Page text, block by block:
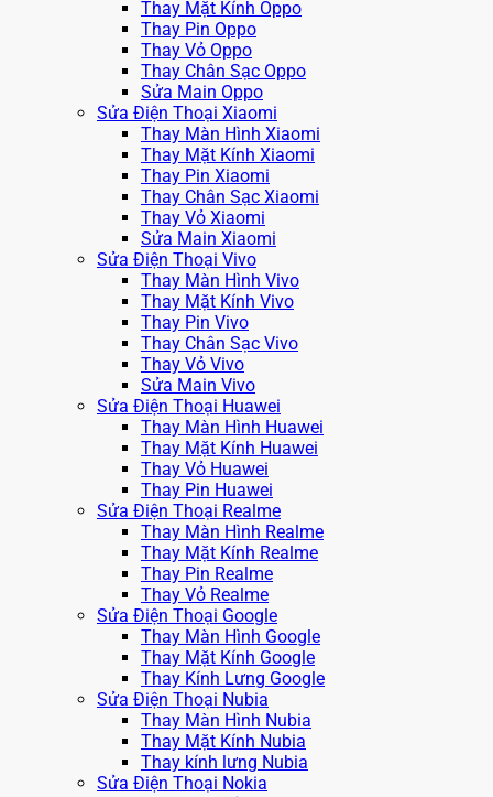
Thay Mặt Kính Oppo
Thay Pin Oppo
Thay Vỏ Oppo
Thay Chân Sạc Oppo
Sửa Main Oppo
Sửa Điện Thoại Xiaomi
Thay Màn Hình Xiaomi
Thay Mặt Kính Xiaomi
Thay Pin Xiaomi
Thay Chân Sạc Xiaomi
Thay Vỏ Xiaomi
Sửa Main Xiaomi
Sửa Điện Thoại Vivo
Thay Màn Hình Vivo
Thay Mặt Kính Vivo
Thay Pin Vivo
Thay Chân Sạc Vivo
Thay Vỏ Vivo
Sửa Main Vivo
Sửa Điện Thoại Huawei
Thay Màn Hình Huawei
Thay Mặt Kính Huawei
Thay Vỏ Huawei
Thay Pin Huawei
Sửa Điện Thoại Realme
Thay Màn Hình Realme
Thay Mặt Kính Realme
Thay Pin Realme
Thay Vỏ Realme
Sửa Điện Thoại Google
Thay Màn Hình Google
Thay Mặt Kính Google
Thay Kính Lưng Google
Sửa Điện Thoại Nubia
Thay Màn Hình Nubia
Thay Mặt Kính Nubia
Thay kính lưng Nubia
Sửa Điện Thoại Nokia